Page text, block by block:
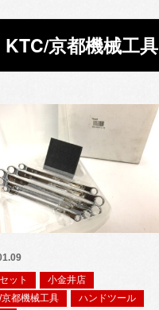
KTC/京都機械工具
ット
小金井店
京都機械工具
ハンドツール